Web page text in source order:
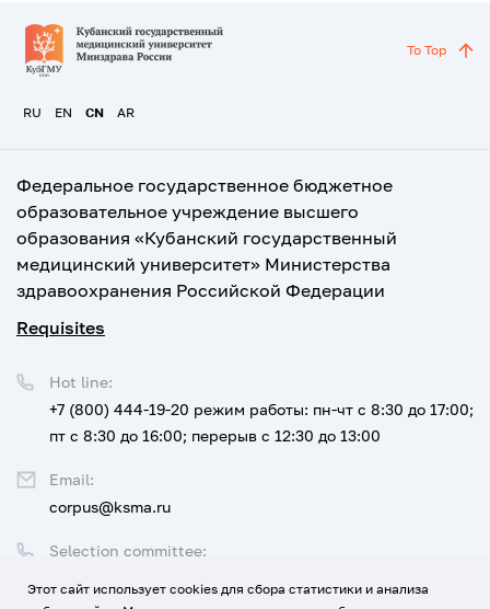
RU EN CN AR
To Top
Федеральное государственное бюджетное
образовательное учреждение высшего
образования «Кубанский государственный
медицинский университет» Министерства
здравоохранения Российской Федерации
Requisites
Selection committee:
Hot line:
+7 (800) 444-19-20 режим работы: пн-чт с 8:30 до 17:00;
пт с 8:30 до 16:00; перерыв с 12:30 до 13:00
Email:
corpus@ksma.ru
Этот сайт использует cookies для сбора статистики и анализа